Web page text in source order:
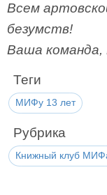
Всем
безумств!
Ваша
Теги
МИФу 13 лет
Рубрика
Книжный клуб